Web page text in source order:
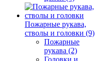
Пожарные рукава,
стволы и головки (9)
Пожарные
рукава (2)
Головки и